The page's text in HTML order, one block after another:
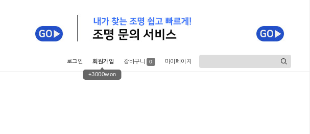
로그인 회원가입
+3000won
장바구니 0 마이페이지